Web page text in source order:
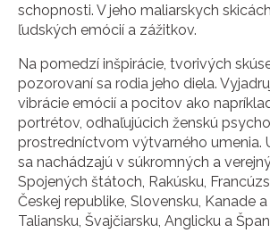
schopnosti. V jeho maliarskych
ľudských emócií a zážitkov.
Na pomedzí inšpirácie, tvorivých
pozorovaní sa rodia jeho diela.
vibrácie emócií a pocitov ako
portrétov, odhaľujúcich ženskú
prostredníctvom výtvarného umenia.
sa nachádzajú v súkromných a
Spojených štátoch, Rakúsku,
Českej republike, Slovensku, Kanade
Taliansku, Švajčiarsku, Anglicku a